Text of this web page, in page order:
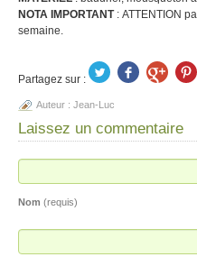
NOTA IMPORTANT: ATTENTION
semaine.
Partagez sur :
Auteur : Jean-Luc
Laissez un commentaire
Nom (requis)